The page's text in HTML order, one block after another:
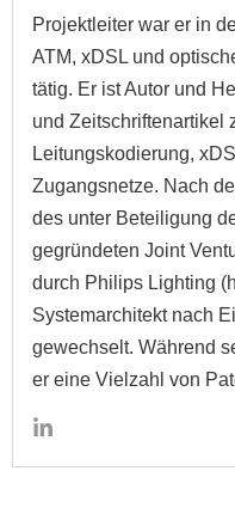
Projektleiter war er in
ATM, xDSL und
tätig. Er ist Autor und
und Zeitschriftenartikel
Leitungskodierung,
Zugangsnetze. Nach
des unter Beteiligung
gegründeten Joint
durch Philips Lighting
Systemarchitekt nach
gewechselt. Während
er eine Vielzahl von